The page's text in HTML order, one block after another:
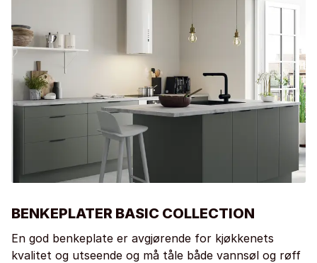
BENKEPLATER BASIC COLLECTION
En god benkeplate er avgjørende for kjøkkenets
kvalitet og utseende og må tåle både vannsøl og røff